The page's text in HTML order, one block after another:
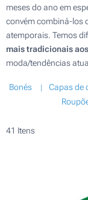
meses do ano em
convém combiná-los
atemporais. Temos
mais tradicionais
moda/tendências
Bonés Capas de
41 Itens